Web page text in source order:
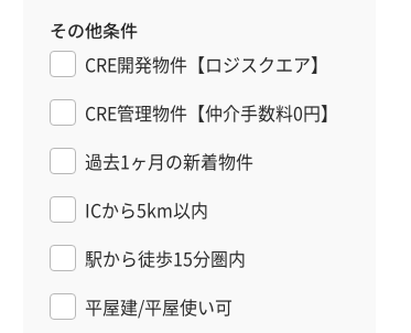
その他条件
CRE開発物件【ロジスクエア】
CRE管理物件【仲介手数料0円】
過去1ヶ月の新着物件
ICから5km以内
駅から徒歩15分圏内
平屋建/平屋使い可